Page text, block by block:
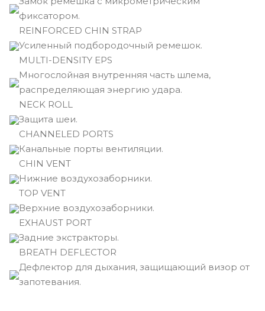
фиксатором.
REINFORCED CHIN STRAP
Усиленный подбородочный ремешок.
MULTI-DENSITY EPS
Многослойная внутренняя часть шлема,
распределяющая энергию удара.
NECK ROLL
Защита шеи.
CHANNELED PORTS
Канальные порты вентиляции.
CHIN VENT
Нижние воздухозаборники.
TOP VENT
Верхние воздухозаборники.
EXHAUST PORT
Задние экстракторы.
BREATH DEFLECTOR
Дефлектор для дыхания, защищающий визор от
запотевания.